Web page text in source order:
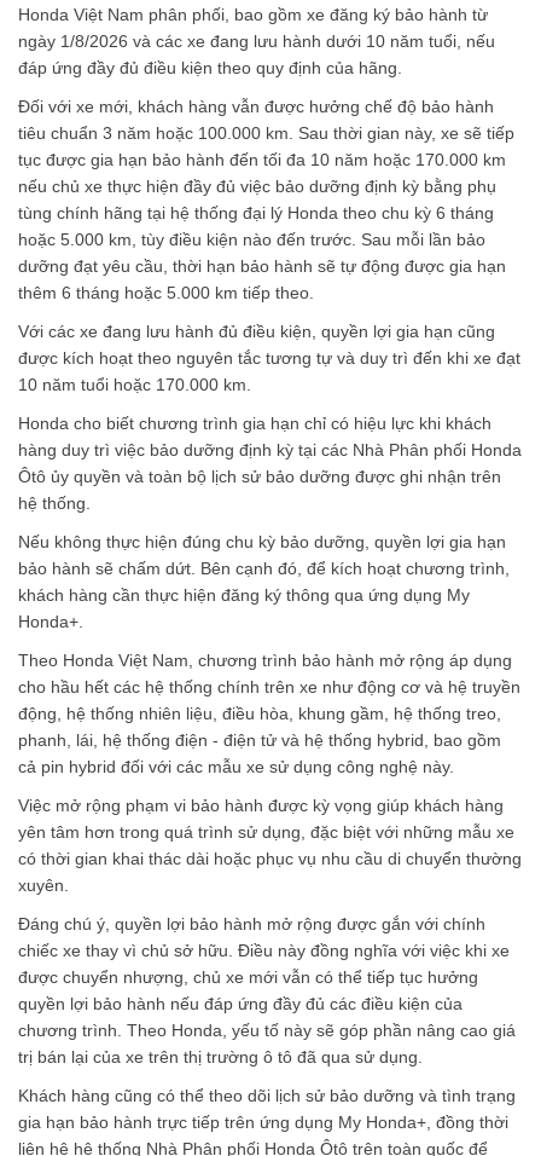
Honda Việt Nam phân phối, bao gồm xe đăng ký bảo hành từ
ngày 1/8/2026 và các xe đang lưu hành dưới 10 năm tuổi, nếu
đáp ứng đầy đủ điều kiện theo quy định của hãng.
Đối với xe mới, khách hàng vẫn được hưởng chế độ bảo hành
tiêu chuẩn 3 năm hoặc 100.000 km. Sau thời gian này, xe sẽ tiếp
tục được gia hạn bảo hành đến tối đa 10 năm hoặc 170.000 km
nếu chủ xe thực hiện đầy đủ việc bảo dưỡng định kỳ bằng phụ
tùng chính hãng tại hệ thống đại lý Honda theo chu kỳ 6 tháng
hoặc 5.000 km, tùy điều kiện nào đến trước. Sau mỗi lần bảo
dưỡng đạt yêu cầu, thời hạn bảo hành sẽ tự động được gia hạn
thêm 6 tháng hoặc 5.000 km tiếp theo.
Với các xe đang lưu hành đủ điều kiện, quyền lợi gia hạn cũng
được kích hoạt theo nguyên tắc tương tự và duy trì đến khi xe đạt
10 năm tuổi hoặc 170.000 km.
Honda cho biết chương trình gia hạn chỉ có hiệu lực khi khách
hàng duy trì việc bảo dưỡng định kỳ tại các Nhà Phân phối Honda
Ôtô ủy quyền và toàn bộ lịch sử bảo dưỡng được ghi nhận trên
hệ thống.
Nếu không thực hiện đúng chu kỳ bảo dưỡng, quyền lợi gia hạn
bảo hành sẽ chấm dứt. Bên cạnh đó, để kích hoạt chương trình,
khách hàng cần thực hiện đăng ký thông qua ứng dụng My
Honda+.
Theo Honda Việt Nam, chương trình bảo hành mở rộng áp dụng
cho hầu hết các hệ thống chính trên xe như động cơ và hệ truyền
động, hệ thống nhiên liệu, điều hòa, khung gầm, hệ thống treo,
phanh, lái, hệ thống điện - điện tử và hệ thống hybrid, bao gồm
cả pin hybrid đối với các mẫu xe sử dụng công nghệ này.
Việc mở rộng phạm vi bảo hành được kỳ vọng giúp khách hàng
yên tâm hơn trong quá trình sử dụng, đặc biệt với những mẫu xe
có thời gian khai thác dài hoặc phục vụ nhu cầu di chuyển thường
xuyên.
Đáng chú ý, quyền lợi bảo hành mở rộng được gắn với chính
chiếc xe thay vì chủ sở hữu. Điều này đồng nghĩa với việc khi xe
được chuyển nhượng, chủ xe mới vẫn có thể tiếp tục hưởng
quyền lợi bảo hành nếu đáp ứng đầy đủ các điều kiện của
chương trình. Theo Honda, yếu tố này sẽ góp phần nâng cao giá
trị bán lại của xe trên thị trường ô tô đã qua sử dụng.
Khách hàng cũng có thể theo dõi lịch sử bảo dưỡng và tình trạng
gia hạn bảo hành trực tiếp trên ứng dụng My Honda+, đồng thời
liên hệ hệ thống Nhà Phân phối Honda Ôtô trên toàn quốc để